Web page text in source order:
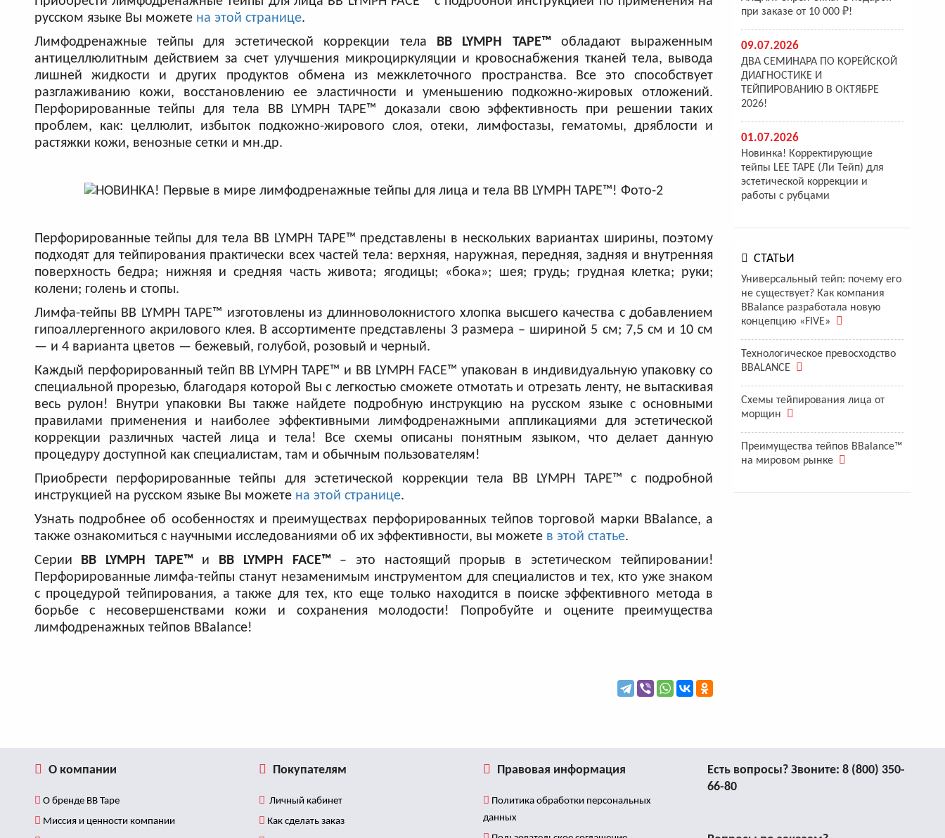
русском языке Вы можете на этой странице.
Лимфодренажные тейпы для эстетической коррекции тела
BB LYMPH TAPE™обладают выраженным
антицеллюлитным действием за счет улучшения микроциркуляции и кровоснабжения тканей тела, вывода
лишней жидкости и других продуктов обмена из межклеточного пространства. Все это способствует
разглаживанию кожи, восстановлению ее эластичности и уменьшению подкожно-жировых отложений.
Перфорированные тейпы для тела BB LYMPH TAPE™ доказали свою эффективность при решении таких
проблем, как: целлюлит, избыток подкожно-жирового слоя, отеки, лимфостазы, гематомы, дряблости и
растяжки кожи, венозные сетки и мн.др.
Перфорированные тейпы для тела BB LYMPH TAPE™ представлены в нескольких вариантах ширины, поэтому
подходят для тейпирования практически всех частей тела: верхняя, наружная, передняя, задняя и внутренняя
поверхность бедра; нижняя и средняя часть живота; ягодицы; «бока»; шея; грудь; грудная клетка; руки;
колени; голень и стопы.
Лимфа-тейпы BB LYMPH TAPE™ изготовлены из длинноволокнистого хлопка высшего качества с добавлением
гипоаллергенного акрилового клея. В ассортименте представлены 3 размера – шириной 5 см; 7,5 см и 10 см
— и 4 варианта цветов — бежевый, голубой, розовый и черный.
Каждый перфорированный тейп BB LYMPH TAPE™ и BB LYMPH FACE™ упакован в индивидуальную упаковку со
специальной прорезью, благодаря которой Вы с легкостью сможете отмотать и отрезать ленту, не вытаскивая
весь рулон! Внутри упаковки Вы также найдете подробную инструкцию на русском языке с основными
правилами применения и наиболее эффективными лимфодренажными аппликациями для эстетической
коррекции различных частей лица и тела! Все схемы описаны понятным языком, что делает данную
процедуру доступной как специалистам, там и обычным пользователям!
Приобрести перфорированные тейпы для эстетической коррекции тела BB LYMPH TAPE™ с подробной
инструкцией на русском языке Вы можете на этой странице.
Узнать подробнее об особенностях и преимуществах перфорированных тейпов торговой марки BBalance, а
также ознакомиться с научными исследованиями об их эффективности, вы можете в этой статье.
Серии BB LYMPH TAPE™и BB LYMPH FACE™ – это настоящий прорыв в эстетическом тейпировании!
Перфорированные лимфа-тейпы станут незаменимым инструментом для специалистов и тех, кто уже знаком
с процедурой тейпирования, а также для тех, кто еще только находится в поиске эффективного метода в
борьбе с несовершенствами кожи и сохранения молодости! Попробуйте и оцените преимущества
лимфодренажных тейпов BBalance!
при заказе от 10 000 ₽!
09.07.2026
ДВА СЕМИНАРА ПО КОРЕЙСКОЙ
ДИАГНОСТИКЕ И
ТЕЙПИРОВАНИЮ В ОКТЯБРЕ
2026!
01.07.2026
Новинка! Корректирующие
тейпы LEE TAPE (Ли Тейп) для
эстетической коррекции и
работы с рубцами
СТАТЬИ
Универсальный тейп: почему его
не существует? Как компания
BBalance разработала новую
концепцию «FIVE»
Технологическое превосходство
BBALANCE
Схемы тейпирования лица от
морщин
Преимущества тейпов BBalance™
на мировом рынке
О компании
О бренде BB Tape
Миссия и ценности компании
Покупателям
Личный кабинет
Как сделать заказ
Правовая информация
Политика обработки персональных
данных
Есть вопросы? Звоните:8 (800) 350-
66-80